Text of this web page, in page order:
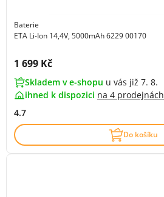
Baterie
ETA Li-Ion 14,4V, 5000mAh 6229 00170
Cena s DPH:
1 699 Kč
Skladem v e-shopu u vás již 7. 8.
ihned k dispozici na 4 prodejnách
4.7
Do košíku